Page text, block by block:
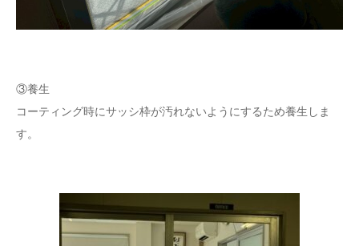
③養生
コーティング時にサッシ枠が汚れないようにするため養生しま
す。